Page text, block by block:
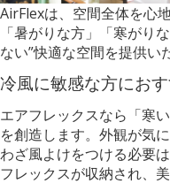
AirFlexは、空間全体を心
「暑がりな方」「寒がり
ない”快適な空間を提供い
冷風に敏感な方にお
エアフレックスなら「寒
を創造します。外観が気
わざ風よけをつける必要
フレックスが収納され、